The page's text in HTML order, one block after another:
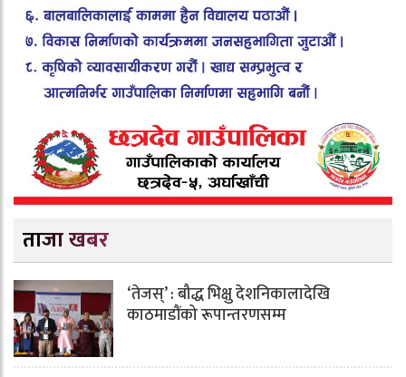
ताजा खबर
‘तेजस्’ : बौद्ध भिक्षु देशनिकालादेखि
काठमाडौंको रूपान्तरणसम्म